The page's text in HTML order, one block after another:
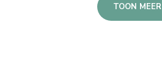
TOON MEER